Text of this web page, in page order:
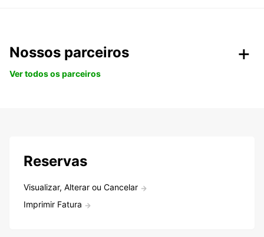
Nossos parceiros
Ver todos os parceiros
Reservas
Visualizar, Alterar ou Cancelar
Imprimir Fatura